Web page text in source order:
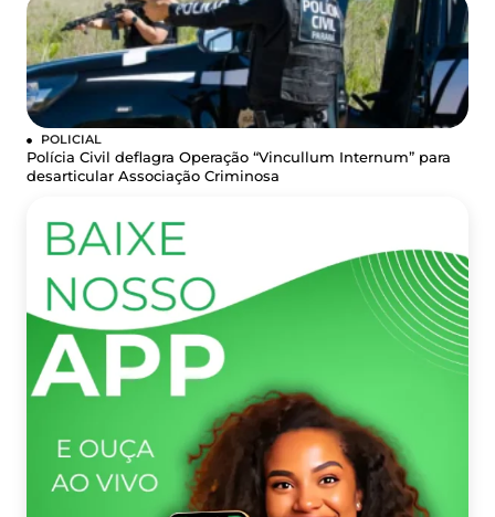
POLICIAL
Polícia Civil deflagra Operação “Vincullum Internum” para
desarticular Associação Criminosa